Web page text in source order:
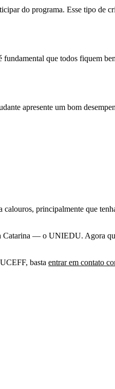
do programa. Esse tipo de
que todos fiquem
apresente um bom
principalmente que
— o UNIEDU. Agora
basta entrar em contato